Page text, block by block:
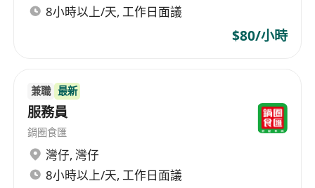
8小時以上/天, 工作日面議
$80/小時
兼職 最新
服務員
鍋圈食匯
灣仔, 灣仔
8小時以上/天, 工作日面議